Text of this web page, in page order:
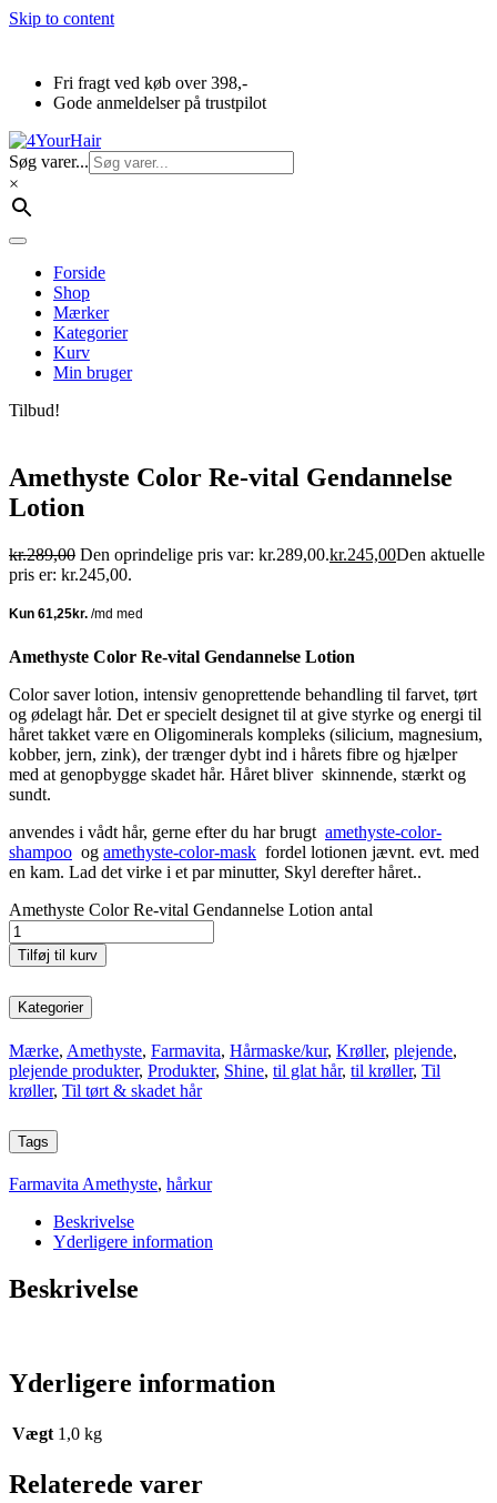
Skip to content
Fri fragt ved køb over 398,-
Gode anmeldelser på trustpilot
Søg varer...
×
Forside
Shop
Mærker
Kategorier
Kurv
Min bruger
Tilbud!
Amethyste Color Re-vital Gendannelse
Lotion
kr.289,00 Den oprindelige pris var: kr.289,00.kr.245,00Den aktuelle
pris er: kr.245,00.
Amethyste Color Re-vital Gendannelse Lotion
Color saver lotion, intensiv genoprettende behandling til farvet, tørt
og ødelagt hår. Det er specielt designet til at give styrke og energi til
håret takket være en Oligominerals kompleks (silicium, magnesium,
kobber, jern, zink), der trænger dybt ind i hårets fibre og hjælper
med at genopbygge skadet hår. Håret bliver skinnende, stærkt og
sundt.
anvendes i vådt hår, gerne efter du har brugt amethyste-color-
shampoo og amethyste-color-mask fordel lotionen jævnt. evt. med
en kam. Lad det virke i et par minutter, Skyl derefter håret..
Amethyste Color Re-vital Gendannelse Lotion antal
Tilføj til kurv
Kategorier
Mærke, Amethyste, Farmavita, Hårmaske/kur, Krøller, plejende,
plejende produkter, Produkter, Shine, til glat hår, til krøller, Til
krøller, Til tørt & skadet hår
Tags
Farmavita Amethyste, hårkur
Beskrivelse
Yderligere information
Beskrivelse
Yderligere information
Vægt 1,0 kg
Relaterede varer